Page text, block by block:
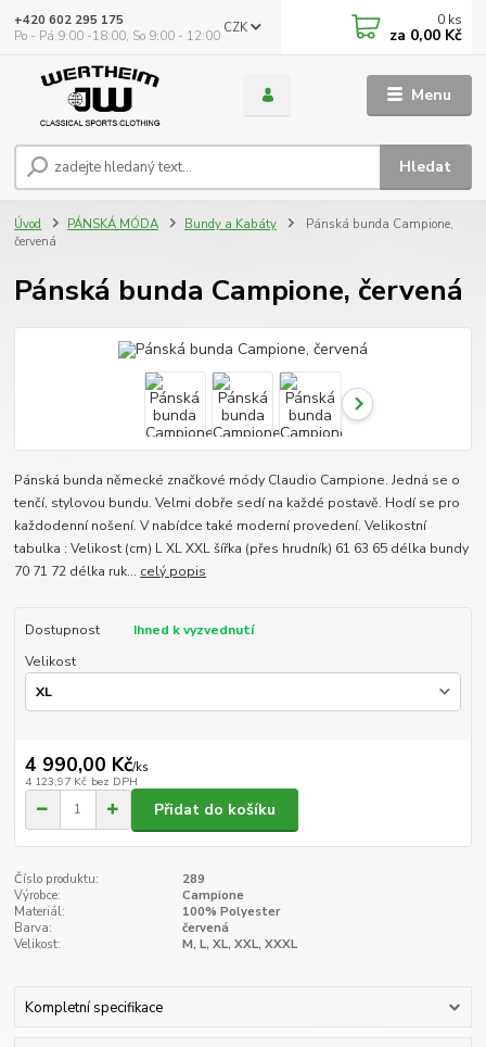
Menu
CZK
Hledat
+420 602 295 175
Po - Pá 9:00 -18:00, So 9:00 - 12:00
0 ks
za 0,00 Kč
Úvod PÁNSKÁ MÓDA Bundy a Kabáty
Pánská bunda Campione,
červená
Pánská bunda Campione, červená
Pánská bunda německé značkové módy Claudio Campione. Jedná se o
tenčí, stylovou bundu. Velmi dobře sedí na každé postavě. Hodí se pro
každodenní nošení. V nabídce také moderní provedení. Velikostní
tabulka : Velikost (cm) L XL XXL šířka (přes hrudník) 61 63 65 délka bundy
70 71 72 délka ruk... celý popis
Dostupnost
Ihned k vyzvednutí
Velikost
4 990,00 Kč/ks
4 123,97 Kč bez DPH
Přidat do košíku
Číslo produktu:
289
Výrobce:
Campione
Materiál:
100% Polyester
Barva:
červená
Velikost:
M, L, XL, XXL, XXXL
Kompletní specifikace